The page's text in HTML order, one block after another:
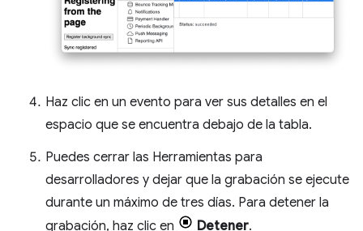
Haz clic en un evento para ver sus detalles en el
espacio que se encuentra debajo de la tabla.
Puedes cerrar las Herramientas para
desarrolladores y dejar que la grabación se ejecute
durante un máximo de tres días. Para detener la
grabación, haz clic en
Detener.